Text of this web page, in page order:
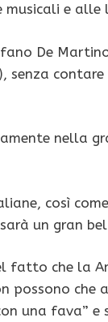
musicali e
De
nella
così
un gran
fatto che la
possono che
una fava”